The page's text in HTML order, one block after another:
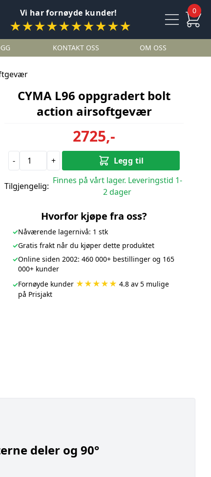
Vi har fornøyde kunder!
★★★★★★★★★★
0
KONTAKT OSS OM OSS
CYMA L96 oppgradert bolt
action airsoftgevær
2725,-
- + Legg til
Tilgjengelig:
Finnes på vårt lager. Leveringstid 1-
2 dager
Hvorfor kjøpe fra oss?
✓Nåværende lagernivå: 1 stk
✓Gratis frakt når du kjøper dette produktet
✓Online siden 2002: 460 000+ bestillinger og 165
000+ kunder
✓Fornøyde kunder ★★★★★ 4.8 av 5 mulige
på Prisjakt
deler og 90°